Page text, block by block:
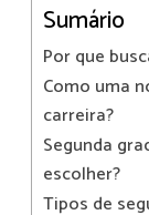
Sumário
Por que
Como uma
carreira?
Segunda
escolher?
Tipos de